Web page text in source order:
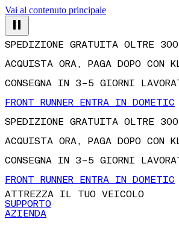
Vai al contenuto principale
ACQUISTA ORA, PAGA DOPO CON
CONSEGNA IN 3–5 GIORNI
FRONT RUNNER ENTRA IN DOMETIC
SPEDIZIONE GRATUITA OLTRE
ACQUISTA ORA, PAGA DOPO CON
CONSEGNA IN 3–5 GIORNI
FRONT RUNNER ENTRA IN DOMETIC
ATTREZZA IL TUO VEICOLO
SUPPORTO
AZIENDA